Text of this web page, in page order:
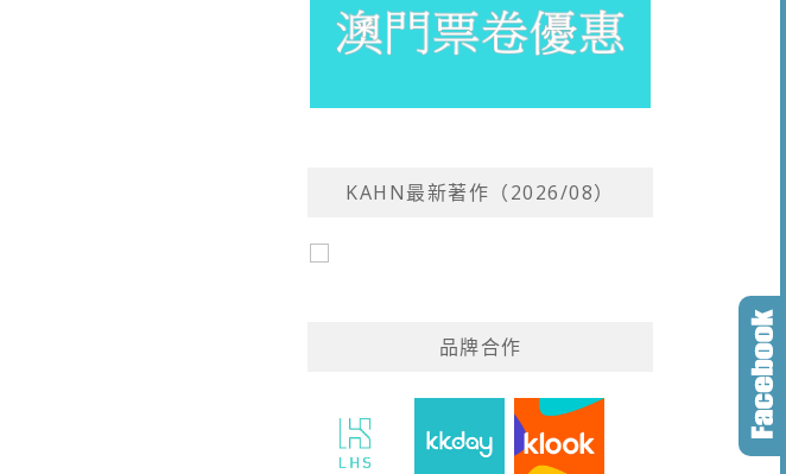
KAHN最新著作（2026/08）
品牌合作